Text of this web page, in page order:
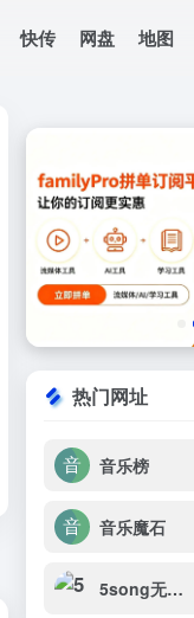
快传 网盘 地图
热门网址
音乐榜
音乐魔石
5song无损音乐网